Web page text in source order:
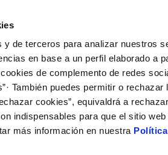
y de terceros para analizar nuestros
en base a un perfil elaborado a
de complemento de redes
También puedes permitir o
cookies”, equivaldrá a
indispensables para que el sitio
más información en nuestra
de titular
de suministro
Tu Servicio
AL CLIENTE
contacto
Tu Agua
del agua
DE GESTIÓN Y CERTIFICADOS